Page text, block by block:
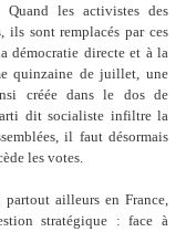
Quand les activistes des
ils sont remplacés par ces
démocratie directe et à la
quinzaine de juillet, une
créée dans le dos de
dit socialiste infiltre la
il faut désormais
les votes.
partout ailleurs en France,
stratégique : face à